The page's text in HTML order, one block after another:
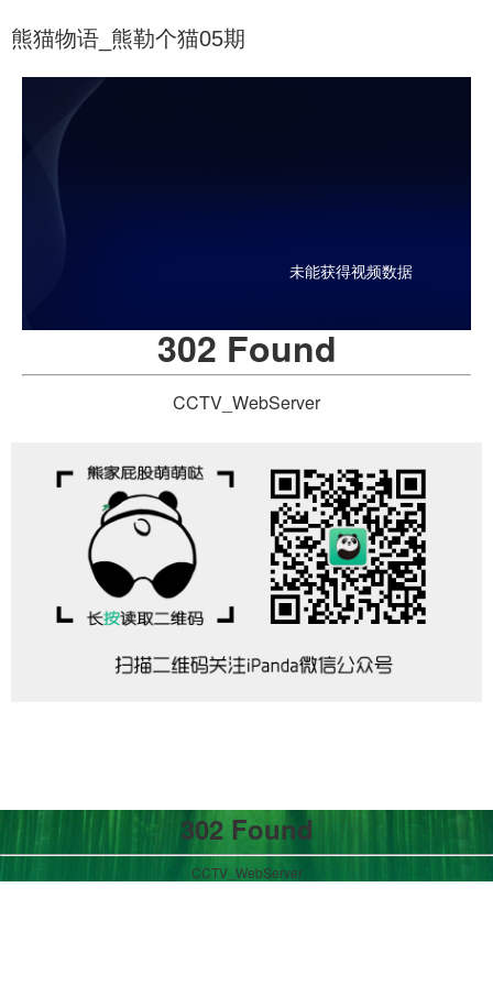
熊猫物语_熊勒个猫05期
未能获得视频数据
302 Found
CCTV_WebServer
302 Found
CCTV_WebServer